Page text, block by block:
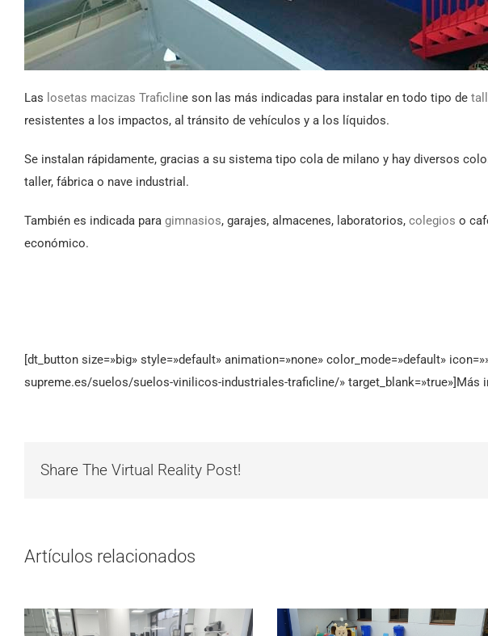
Las losetas macizas Traficline son las más indicadas para instalar en todo tipo de
resistentes a los impactos, al tránsito de vehículos y a los líquidos.
Se instalan rápidamente, gracias a su sistema tipo cola de milano y hay diversos
taller, fábrica o nave industrial.
También es indicada para gimnasios, garajes, almacenes, laboratorios, colegios o
económico.
[dt_button size=»big» style=»default» animation=»none» color_mode=»default»
supreme.es/suelos/suelos-vinilicos-industriales-traficline/» target_blank=»true»]Más
Share The Virtual Reality Post!
Artículos relacionados